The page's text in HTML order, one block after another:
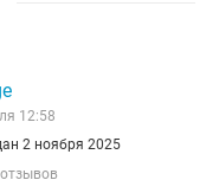
12:58
2 ноября 2025